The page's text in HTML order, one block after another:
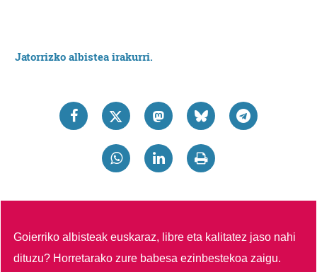
Jatorrizko albistea irakurri.
Goierriko albisteak euskaraz, libre eta kalitatez jaso nahi
dituzu? Horretarako zure babesa ezinbestekoa zaigu.